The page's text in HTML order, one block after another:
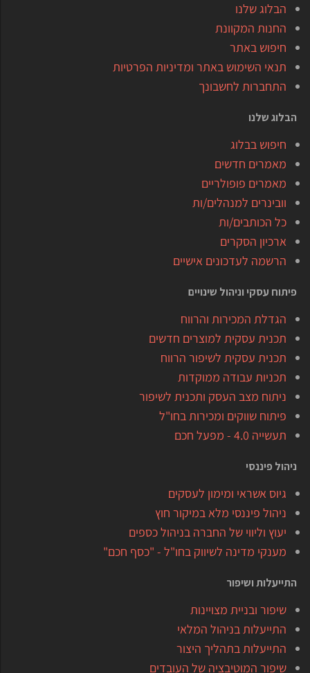
הבלוג שלנו
החנות המקוונת
חיפוש באתר
תנאי השימוש באתר ומדיניות הפרטיות
התחברות לחשבונך
הבלוג שלנו
חיפוש בבלוג
מאמרים חדשים
מאמרים פופולריים
וובינרים למנהלים/ות
כל הכותבים/ות
ארכיון הסקרים
הרשמה לעדכונים אישיים
פיתוח עסקי וניהול שינויים
הגדלת המכירות והרווח
תכנית עסקית למוצרים חדשים
תכנית עסקית לשיפור הרווח
תכניות עבודה ממוקדות
ניתוח מצב העסק ותכנית לשיפור
פיתוח שווקים ומכירות בחו"ל
תעשייה 4.0 - מפעל חכם
ניהול פיננסי
גיוס אשראי ומימון לעסקים
ניהול פיננסי מלא במיקור חוץ
יעוץ וליווי של החברה בניהול כספים
מענקי מדינה לשיווק בחו"ל - "כסף חכם"
התייעלות ושיפור
שיפור ובניית מצויינות
התייעלות בניהול המלאי
התייעלות בתהליך היצור
שיפור המוטיבציה של העובדים